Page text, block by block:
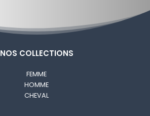
NOS COLLECTIONS
FEMME
HOMME
CHEVAL